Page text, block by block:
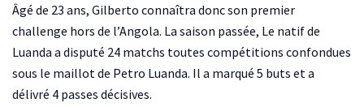
Âgé de 23 ans, Gilberto connaîtra donc son premier
challenge hors de l’Angola. La saison passée, Le natif de
Luanda a disputé 24 matchs toutes compétitions confondues
sous le maillot de Petro Luanda. Il a marqué 5 buts et a
délivré 4 passes décisives.